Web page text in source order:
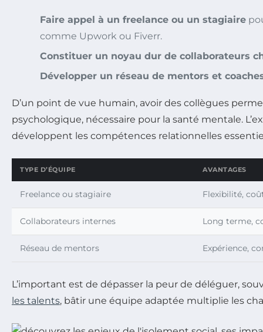
Faire appel à un freelance ou un stagiaire
comme Upwork ou Fiverr.
Constituer un noyau dur de collaborateurs
Développer un réseau de mentors et
D’un point de vue humain, avoir des collègues
psychologique, nécessaire pour la santé mentale.
développent les compétences relationnelles
TYPE D’ÉQUIPE AVANTAGES
Freelance ou stagiaire Flexibilité,
Collaborateurs internes Long terme,
Réseau de mentors Expérience,
L’important est de dépasser la peur de déléguer,
les talents, bâtir une équipe adaptée multiplie les